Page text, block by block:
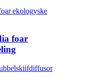
foar